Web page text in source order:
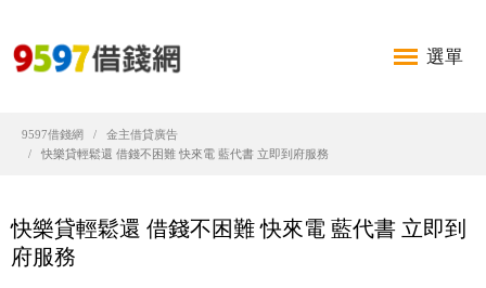
選單
9597借錢網
金主借貸廣告
快樂貸輕鬆還 借錢不困難 快來電 藍代書 立即到府服務
快樂貸輕鬆還 借錢不困難 快來電 藍代書 立即到
府服務